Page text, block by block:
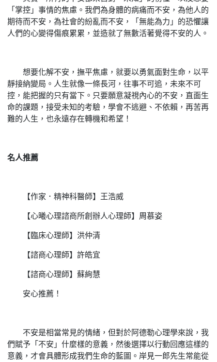
「掌控」事情的焦慮。我們為身體的病痛而不安，為他人的
期待而不安，為社會的紛亂而不安，「無能為力」的恐懼讓
人們的心變得傷痕累累，並造就了無數活著覺得不安的人。
想要化解不安，撫平焦慮，就要以勇氣面對生命，以平
靜接納變局。人生就像一條長河，往事不可追，未來不可
控，能把握的只有當下。只要願意凝視內心的不安，直面生
命的課題，接受未知的考驗，學會不逃避、不依賴，再苦再
難的人生，也永遠存在轉機和希望！
名人推薦
【作家．精神科醫師】王浩威
【心曦心理諮商所創辦人心理師】周慕姿
【臨床心理師】洪仲清
【諮商心理師】許皓宜
【諮商心理師】蘇絢慧
安心推薦！
不安是相當常見的情緒，但對於阿德勒心理學來說，我
們賦予「不安」什麼樣的意義，然後選擇以行動回應這樣的
意義，才會具體形成我們生命的藍圖。岸見一郎先生常能從